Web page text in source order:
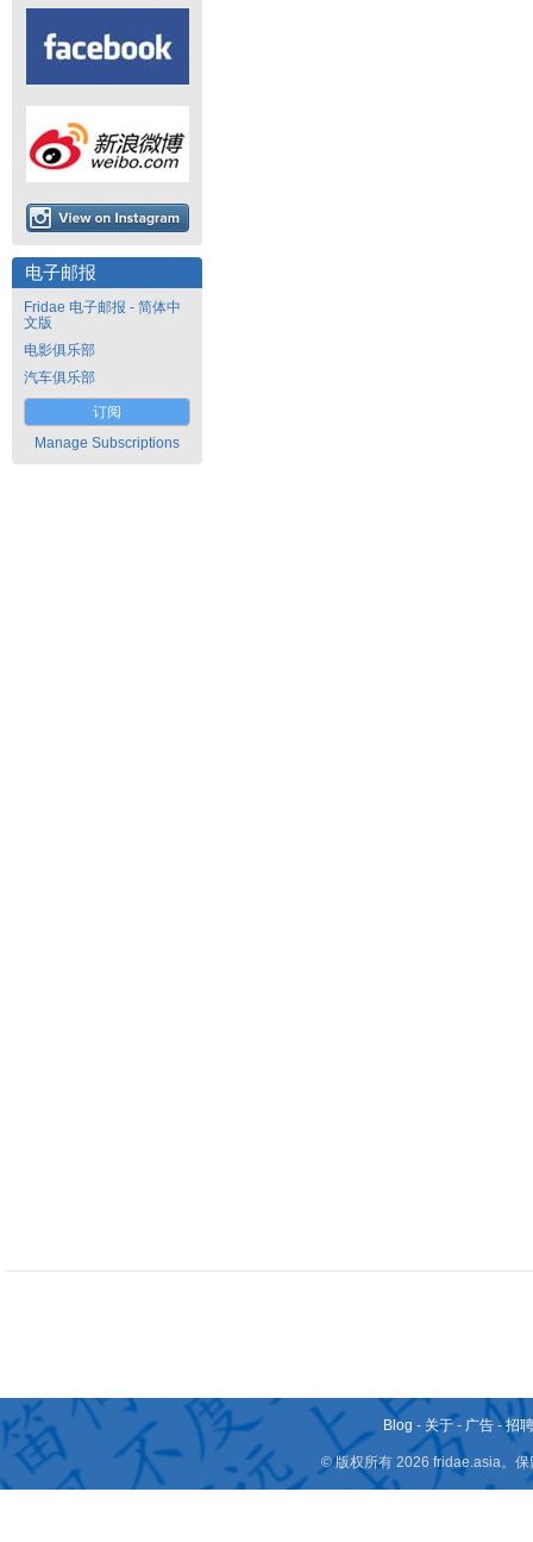
电子邮报
Fridae 电子邮报 - 简体中
文版
电影俱乐部
汽车俱乐部
订阅
Manage Subscriptions
Blog - 关于 - 广告 -招
© 版权所有 2026 fridae.asia。